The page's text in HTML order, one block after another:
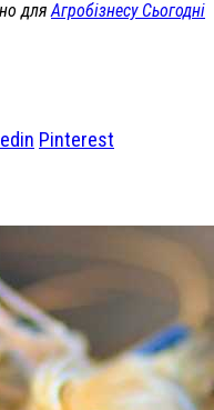
дляАгробізнесу Сьогодні
Pinterest